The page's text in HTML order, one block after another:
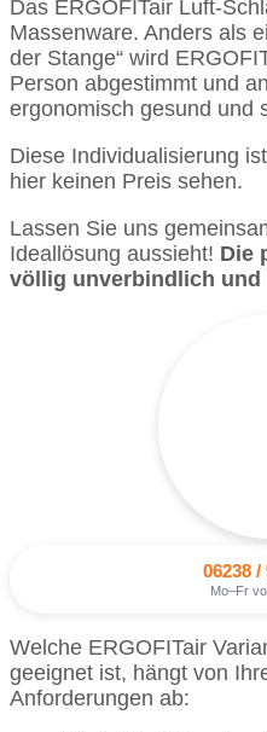
Das ERGOFITair Luft-
Massenware. Anders als
der Stange“ wird
Person abgestimmt und
ergonomisch gesund und
Diese Individualisierung
hier keinen Preis sehen.
Lassen Sie uns
Ideallösung aussieht! Die
völlig unverbindlich und
06238 /
Mo–Fr
Welche ERGOFITair
geeignet ist, hängt von
Anforderungen ab: